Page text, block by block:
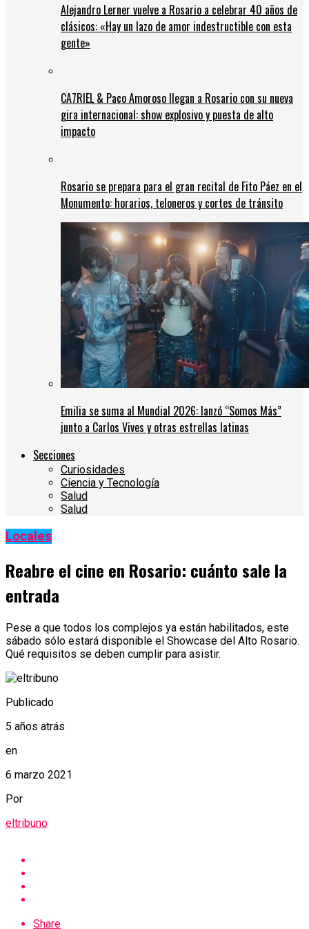
Alejandro Lerner vuelve a Rosario a celebrar 40 años de
clásicos: «Hay un lazo de amor indestructible con esta
gente»
CA7RIEL & Paco Amoroso llegan a Rosario con su nueva
gira internacional: show explosivo y puesta de alto
impacto
Rosario se prepara para el gran recital de Fito Páez en el
Monumento: horarios, teloneros y cortes de tránsito
Emilia se suma al Mundial 2026: lanzó “Somos Más”
junto a Carlos Vives y otras estrellas latinas
Secciones
Curiosidades
Ciencia y Tecnología
Salud
Salud
Locales
Reabre el cine en Rosario: cuánto sale la
entrada
Pese a que todos los complejos ya están habilitados, este
sábado sólo estará disponible el Showcase del Alto Rosario.
Qué requisitos se deben cumplir para asistir.
Publicado
5 años atrás
en
6 marzo 2021
Por
eltribuno
Share